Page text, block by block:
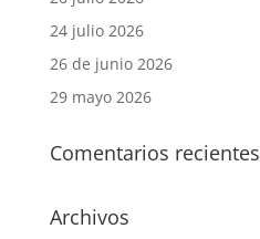
24 julio 2026
26 de junio 2026
29 mayo 2026
Comentarios recientes
Archivos